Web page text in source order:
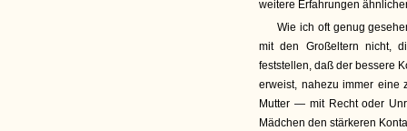
weitere Erfahrungen
Wie ich oft genug
mit den Großeltern nicht,
feststellen, daß der bessere
erweist, nahezu immer eine
Mutter — mit Recht oder
Mädchen den stärkeren